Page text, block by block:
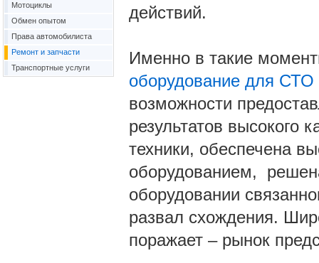
действий.
Именно в такие
оборудование для СТО
возможности
результатов высокого
техники, обеспечена
оборудованием,
оборудовании
развал схождения.
поражает – рынок
Мотоциклы
Обмен опытом
Права автомобилиста
Ремонт и запчасти
Транспортные услуги